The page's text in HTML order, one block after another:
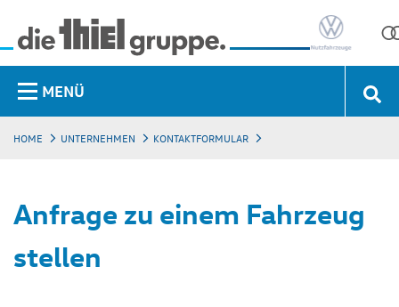
MENÜ
HOME UNTERNEHMEN KONTAKTFORMULAR
Anfrage zu einem Fahrzeug
stellen